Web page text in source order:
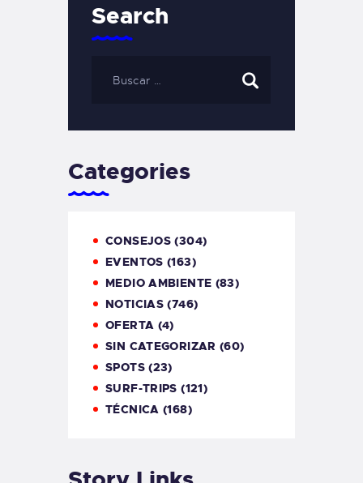
Search
Categories
CONSEJOS (304)
EVENTOS (163)
MEDIO AMBIENTE (83)
NOTICIAS (746)
OFERTA (4)
SIN CATEGORIZAR (60)
SPOTS(23)
SURF-TRIPS (121)
TÉCNICA (168)